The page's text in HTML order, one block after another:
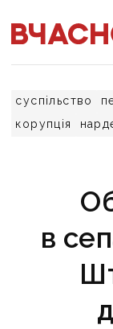
суспільство
корупція
в